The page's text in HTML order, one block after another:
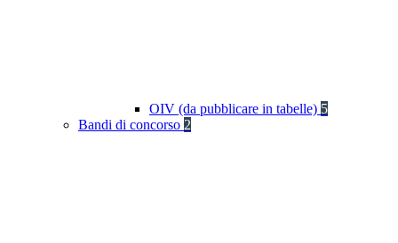
OIV (da pubblicare in tabelle) 5
Bandi di concorso 2